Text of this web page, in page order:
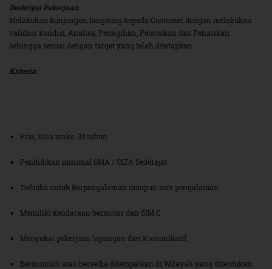
Deskripsi Pekerjaan:
Melakukan kunjungan langsung kepada Customer dengan melakukan
validasi kondisi, Analisa, Penagihan, Pelacakan dan Penarikan
sehingga sesuai dengan target yang telah ditetapkan
Kriteria:
Pria, Usia maks. 33 tahun
Pendidikan minimal SMA / SLTA Sederajat
Terbuka untuk Berpengalaman maupun non pengalaman
Memiliki kendaraan bermotor dan SIM C
Menyukai pekerjaan lapangan dan Komunikatif
Berdomisili atau bersedia ditempatkan di Wilayah yang ditentukan